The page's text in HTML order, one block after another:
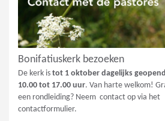
Bonifatiuskerk bezoeken
De kerk is tot 1 oktober dagelijks
10.00 tot 17.00 uur. Van harte welkom!
een rondleiding? Neem contact op via het
contactformulier.